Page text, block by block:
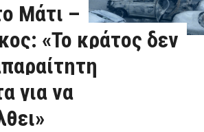
Μάτι –
«Το κράτος δεν
για να